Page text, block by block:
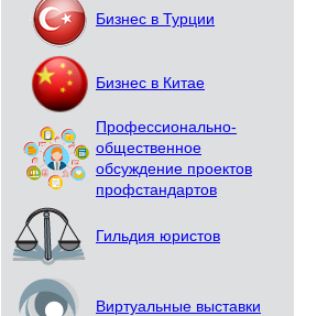
Бизнес в Турции
Бизнес в Китае
Профессионально-
общественное
обсуждение проектов
профстандартов
Гильдия юристов
Виртуальные выставки